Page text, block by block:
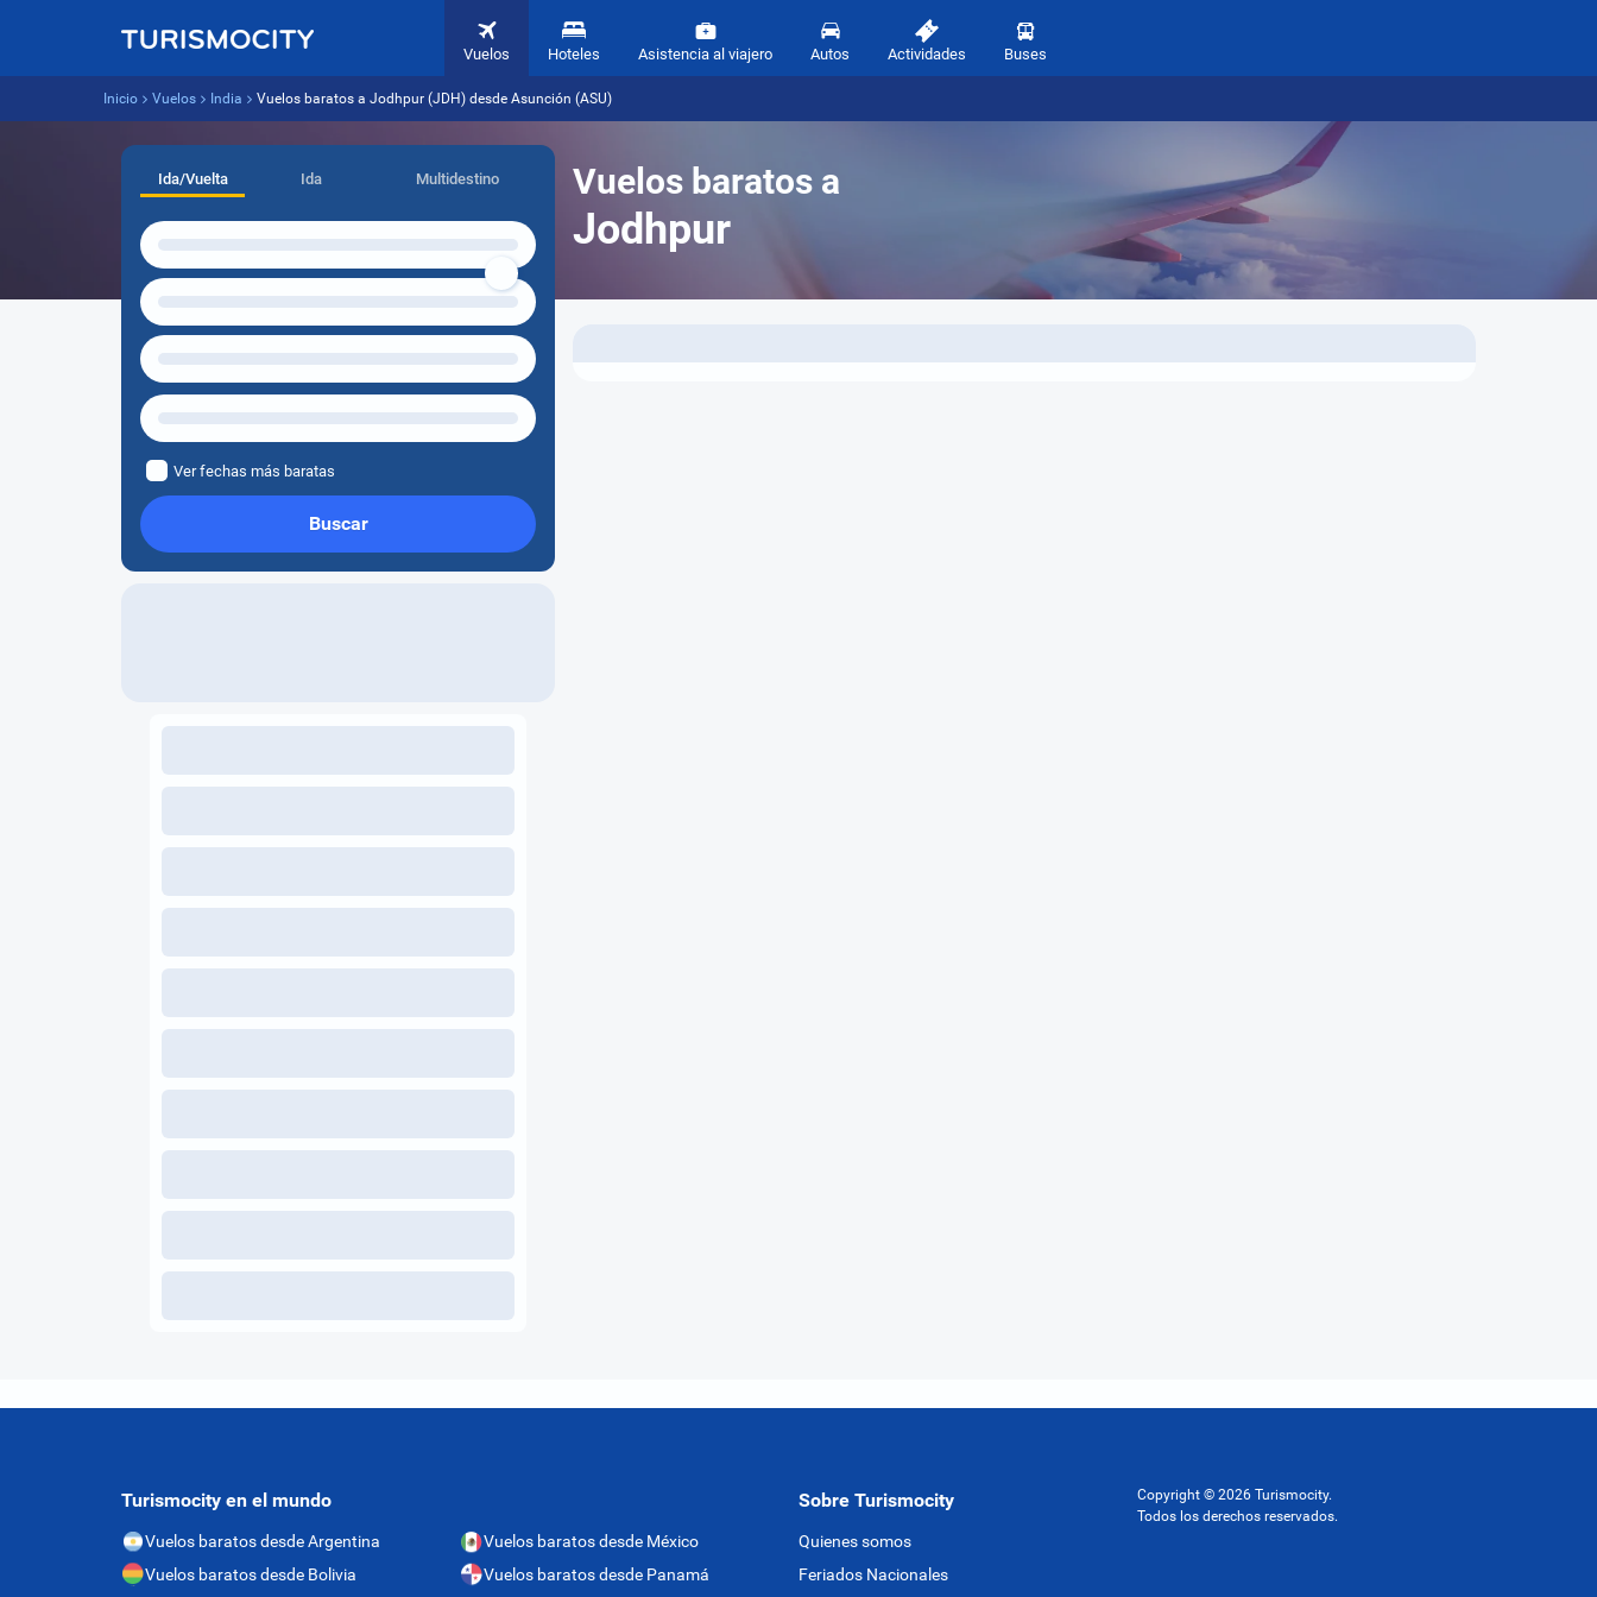
Vuelos Hoteles Asistencia al viajero Autos Actividades Buses
Inicio Vuelos India Vuelos baratos a Jodhpur (JDH) desde Asunción (ASU)
Vuelos baratos a
Jodhpur
Ida/Vuelta Ida Multidestino
Ver fechas más baratas
Buscar
Turismocity en el mundo
Vuelos baratos desde Argentina
Vuelos baratos desde Bolivia
Vuelos baratos desde México
Vuelos baratos desde Panamá
Sobre Turismocity
Quienes somos
Feriados Nacionales
Copyright © 2026 Turismocity.
Todos los derechos reservados.